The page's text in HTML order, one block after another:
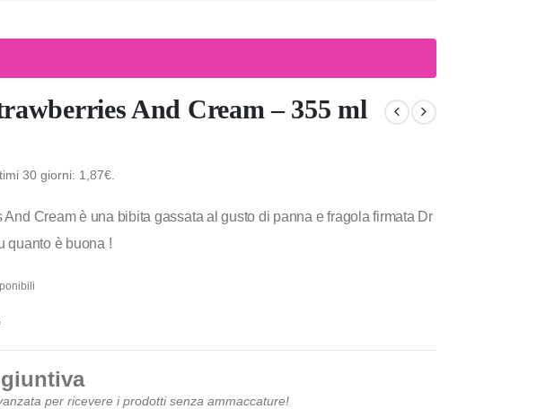
And Cream – 355 ml
30 giorni: 1,87€.
And Cream è una bibita gassata al gusto di panna e fragola firmata Dr
quanto è buona !
per ricevere i prodotti senza ammaccature!